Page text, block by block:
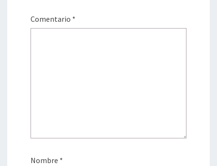
Comentario *
Nombre *